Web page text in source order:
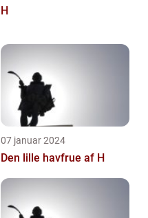
H
07 januar 2024
Den lille havfrue af H